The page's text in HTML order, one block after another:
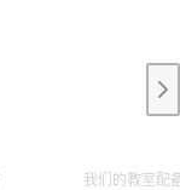
我们的教室配